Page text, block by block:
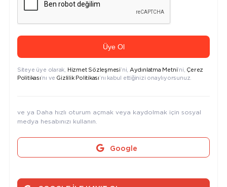
Üye Ol
Siteye üye olarak, Hizmet Sözleşmesi’ni, Aydınlatma Metni’ni, Çerez
Politikası’nı ve Gizlilik Politikası’nı kabul ettiğinizi onaylıyorsunuz.
ve ya Daha hızlı oturum açmak veya kaydolmak için sosyal
medya hesabınızı kullanın.
Google